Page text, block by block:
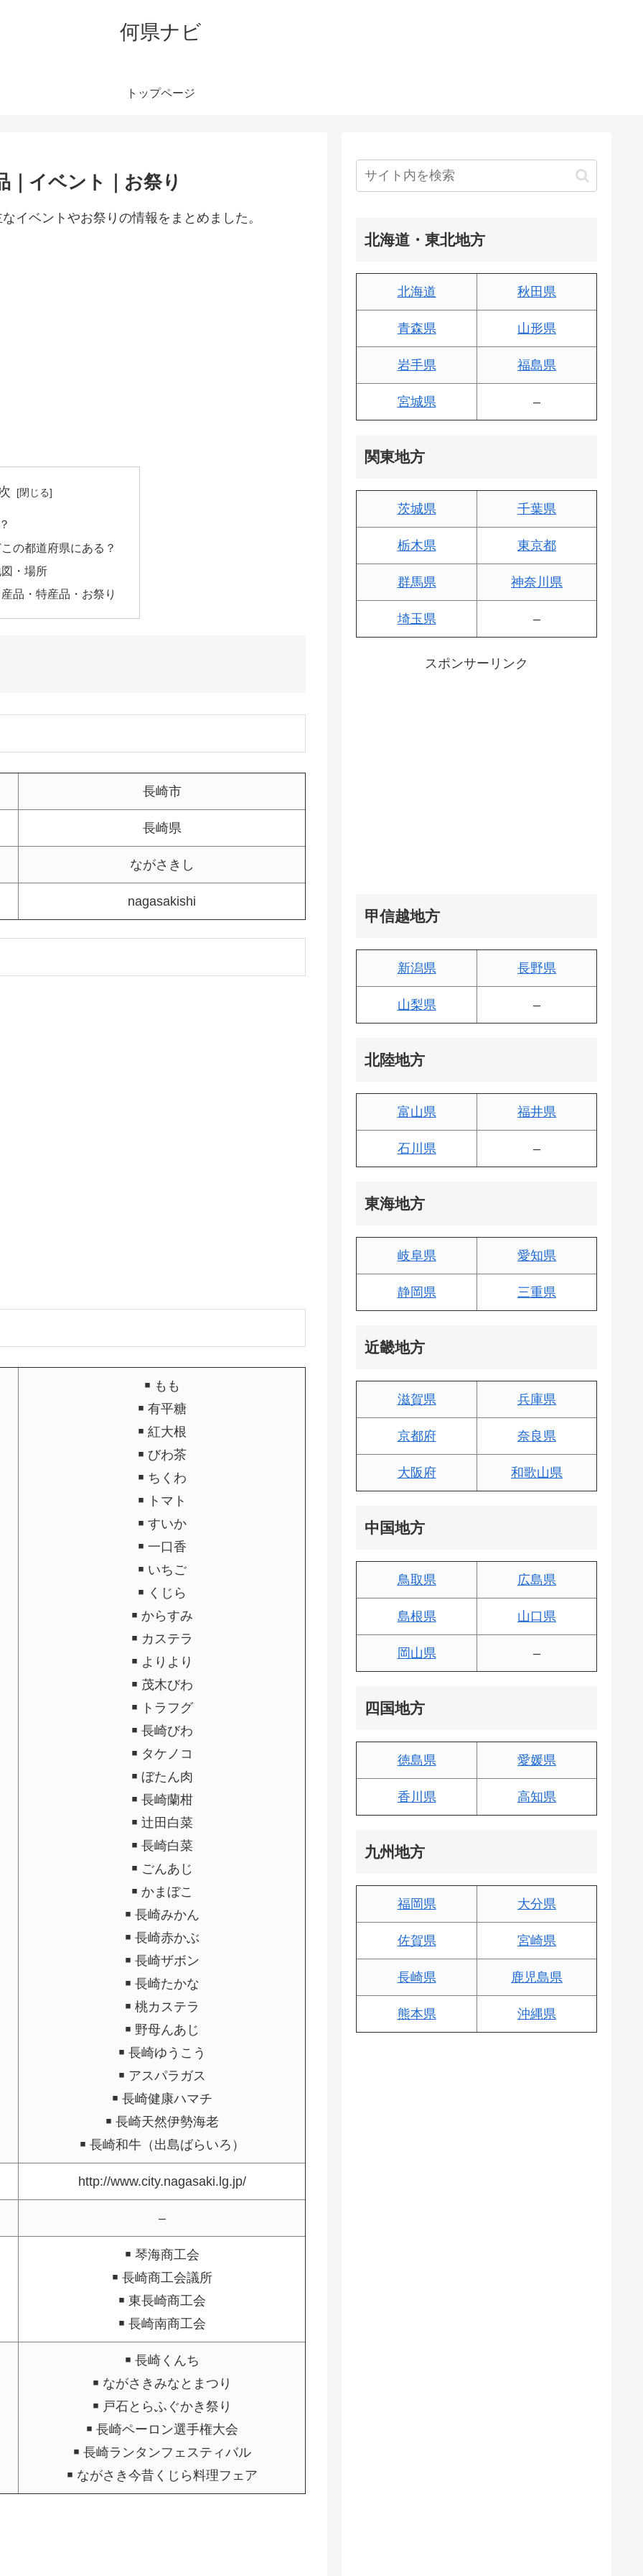
何県ナビ
トップページ
｜イベント｜お祭り
イベントやお祭りの情報をまとめました。
の都道府県にある？
・場所
品・特産品・お祭り
長崎市
長崎県
ながさきし
nagasakishi
￭ もも
￭ 有平糖
￭ 紅大根
￭ びわ茶
￭ ちくわ
￭ トマト
￭ すいか
￭ 一口香
￭ いちご
￭ くじら
￭ からすみ
￭ カステラ
￭ よりより
￭ 茂木びわ
￭ トラフグ
￭ 長崎びわ
￭ タケノコ
￭ ぼたん肉
￭ 長崎蘭柑
￭ 辻田白菜
￭ 長崎白菜
￭ ごんあじ
￭ かまぼこ
￭ 長崎みかん
￭ 長崎赤かぶ
￭ 長崎ザボン
￭ 長崎たかな
￭ 桃カステラ
￭ 野母んあじ
￭ 長崎ゆうこう
￭ アスパラガス
￭ 長崎健康ハマチ
￭ 長崎天然伊勢海老
￭ 長崎和牛（出島ばらいろ）
http://www.city.nagasaki.lg.jp/
–
￭ 琴海商工会
￭ 長崎商工会議所
￭ 東長崎商工会
￭ 長崎南商工会
￭ 長崎くんち
￭ ながさきみなとまつり
￭ 戸石とらふぐかき祭り
￭ 長崎ペーロン選手権大会
￭ 長崎ランタンフェスティバル
￭ ながさき今昔くじら料理フェア
北海道・東北地方
北海道 秋田県
青森県 山形県
岩手県 福島県
宮城県 –
関東地方
茨城県 千葉県
栃木県 東京都
群馬県 神奈川県
埼玉県 –
スポンサーリンク
甲信越地方
新潟県 長野県
山梨県 –
北陸地方
富山県 福井県
石川県 –
東海地方
岐阜県 愛知県
静岡県 三重県
近畿地方
滋賀県 兵庫県
京都府 奈良県
大阪府 和歌山県
中国地方
鳥取県 広島県
島根県 山口県
岡山県 –
四国地方
徳島県 愛媛県
香川県 高知県
九州地方
福岡県 大分県
佐賀県 宮崎県
長崎県 鹿児島県
熊本県 沖縄県